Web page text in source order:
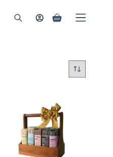
Shopping